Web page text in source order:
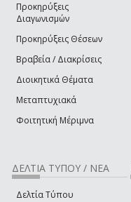
Προκηρύξεις
Διαγωνισμών
Προκηρύξεις Θέσεων
Βραβεία / Διακρίσεις
Διοικητικά Θέματα
Μεταπτυχιακά
Φοιτητική Μέριμνα
ΔΕΛΤΙΑ ΤΥΠΟΥ / ΝΕΑ
Δελτία Τύπου